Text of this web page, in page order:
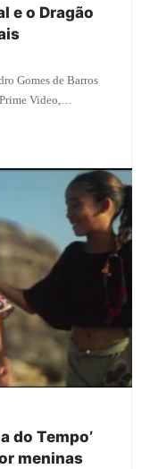
e o Dragão
Gomes de Barros
Prime Video,…
do Tempo’
meninas